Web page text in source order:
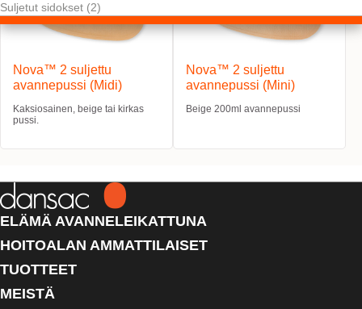
Suljetut sidokset (2)
Nova™ 2 suljettu
avannepussi (Midi)
Kaksiosainen, beige tai kirkas
pussi.
Nova™ 2 suljettu
avannepussi (Mini)
Beige 200ml avannepussi
ELÄMÄ AVANNELEIKATTUNA
HOITOALAN AMMATTILAISET
TUOTTEET
MEISTÄ